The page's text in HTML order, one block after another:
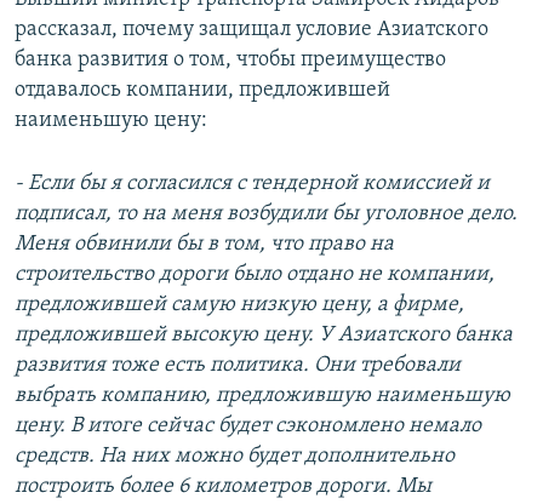
рассказал, почему защищал условие Азиатского
банка развития о том, чтобы преимущество
отдавалось компании, предложившей
наименьшую цену:
- Если бы я согласился с тендерной комиссией и
подписал, то на меня возбудили бы уголовное дело.
Меня обвинили бы в том, что право на
строительство дороги было отдано не компании,
предложившей самую низкую цену, а фирме,
предложившей высокую цену. У Азиатского банка
развития тоже есть политика. Они требовали
выбрать компанию, предложившую наименьшую
цену. В итоге сейчас будет сэкономлено немало
средств. На них можно будет дополнительно
построить более 6 километров дороги. Мы